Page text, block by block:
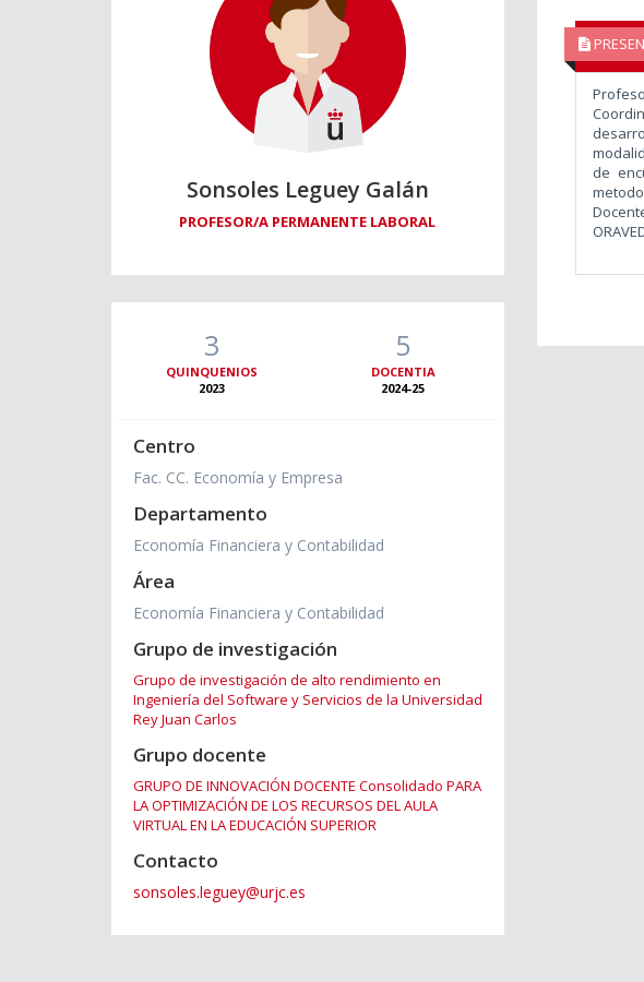
Sonsoles Leguey Galán
PROFESOR/A PERMANENTE LABORAL
3
QUINQUENIOS
2023
5
DOCENTIA
2024-25
Centro
Fac. CC. Economía y Empresa
Departamento
Economía Financiera y Contabilidad
Área
Economía Financiera y Contabilidad
Grupo de investigación
Grupo de investigación de alto rendimiento en
Ingeniería del Software y Servicios de la Universidad
Rey Juan Carlos
Grupo docente
GRUPO DE INNOVACIÓN DOCENTE Consolidado PARA
LA OPTIMIZACIÓN DE LOS RECURSOS DEL AULA
VIRTUAL EN LA EDUCACIÓN SUPERIOR
Contacto
sonsoles.leguey@urjc.es
de